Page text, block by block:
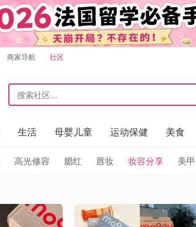
商家导航 社区
生活 母婴儿童 运动保健 美食
高光修容 腮红 唇妆 妆容分享 美甲